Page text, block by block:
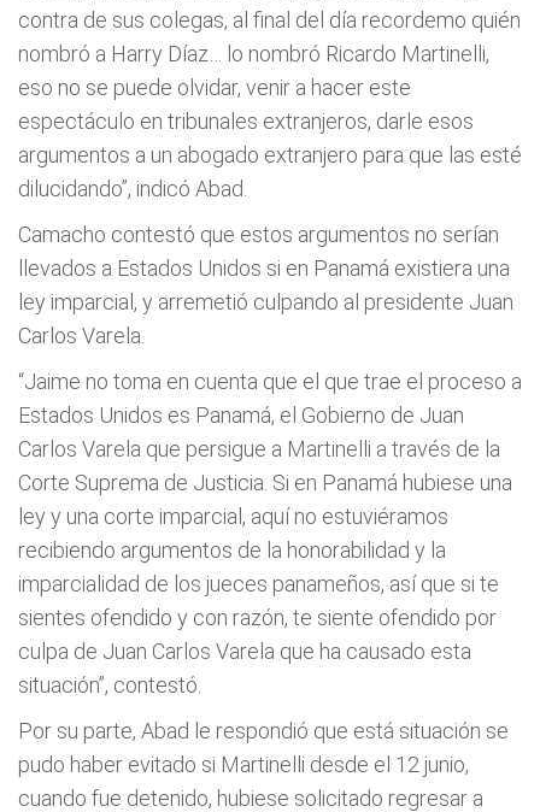
contra de sus colegas, al final del día recordemo quién
nombró a Harry Díaz… lo nombró Ricardo Martinelli,
eso no se puede olvidar, venir a hacer este
espectáculo en tribunales extranjeros, darle esos
argumentos a un abogado extranjero para que las esté
dilucidando”, indicó Abad.
Camacho contestó que estos argumentos no serían
llevados a Estados Unidos si en Panamá existiera una
ley imparcial, y arremetió culpando al presidente Juan
Carlos Varela.
“Jaime no toma en cuenta que el que trae el proceso a
Estados Unidos es Panamá, el Gobierno de Juan
Carlos Varela que persigue a Martinelli a través de la
Corte Suprema de Justicia. Si en Panamá hubiese una
ley y una corte imparcial, aquí no estuviéramos
recibiendo argumentos de la honorabilidad y la
imparcialidad de los jueces panameños, así que si te
sientes ofendido y con razón, te siente ofendido por
culpa de Juan Carlos Varela que ha causado esta
situación”, contestó.
Por su parte, Abad le respondió que está situación se
pudo haber evitado si Martinelli desde el 12 junio,
cuando fue detenido, hubiese solicitado regresar a